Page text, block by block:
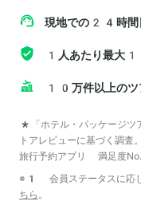
現地での24時間
1人あたり最大
10万件以上のツ
*「ホテル・パッケージツ
トアレビューに基づく
旅行予約アプリ 満足度
※1 会員ステータスに応じ
ちら 。